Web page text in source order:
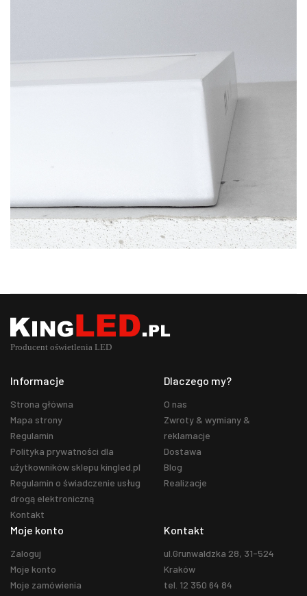
Informacje
Strona główna
Mapa strony
Regulamin
Polityka prywatności dla
użytkowników sklepu kingled.pl
Regulamin o świadczenie usług
drogą elektroniczną
Kontakt
Dlaczego my?
O nas
Zwroty & wymiany &
reklamacje
Dostawa
Blog
Realizacje
Moje konto
Zaloguj
Moje konto
Moje zamówienia
Kontakt
ul.Grunwaldzka 28, 31-524
Kraków
tel. 12 350 64 84